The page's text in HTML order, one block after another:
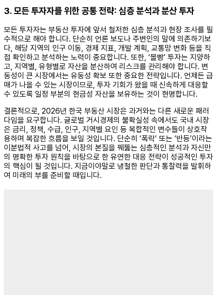
3. 모든 투자자를 위한 공통 전략: 심층 분석과 분산 투자
모든 투자자는 부동산 투자에 앞서 철저한 심층 분석과 현장 조사를 필
수적으로 해야 합니다. 단순히 언론 보도나 주변인의 말에 의존하기보
다, 해당 지역의 인구 이동, 경제 지표, 개발 계획, 교통망 변화 등을 직
접 확인하고 분석하는 노력이 중요합니다. 또한, ‘몰빵’ 투자는 지양하
고, 지역별, 유형별로 자산을 분산하여 리스크를 관리해야 합니다. 변
동성이 큰 시장에서는 유동성 확보 또한 중요한 전략입니다. 언제든 급
매가 나올 수 있는 시장이므로, 투자 기회가 왔을 때 신속하게 대응할
수 있도록 일정 부분의 현금성 자산을 보유하는 것이 현명합니다.
결론적으로, 2026년 한국 부동산 시장은 과거와는 다른 새로운 패러
다임을 요구합니다. 글로벌 거시경제의 불확실성 속에서도 국내 시장
은 금리, 정책, 수급, 인구, 지역별 요인 등 복합적인 변수들이 상호작
용하며 복잡한 흐름을 보일 것입니다. 단순히 ‘폭락’ 또는 ‘반등’이라는
이분법적 사고를 넘어, 시장의 본질을 꿰뚫는 심층적인 분석과 자신만
의 명확한 투자 원칙을 바탕으로 한 유연한 대응 전략이 성공적인 투자
의 핵심이 될 것입니다. 지금이야말로 냉철한 판단과 통찰력을 발휘하
여 미래의 부를 준비할 때입니다.